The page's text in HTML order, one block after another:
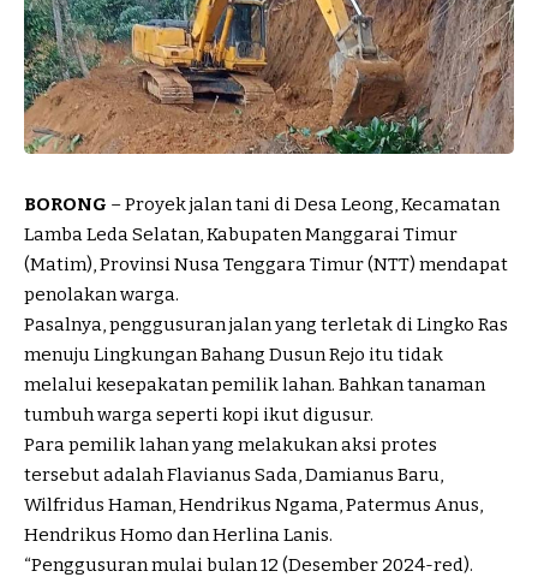
BORONG – Proyek jalan tani di Desa Leong, Kecamatan
Lamba Leda Selatan, Kabupaten Manggarai Timur
(Matim), Provinsi Nusa Tenggara Timur (NTT) mendapat
penolakan warga.
Pasalnya, penggusuran jalan yang terletak di Lingko Ras
menuju Lingkungan Bahang Dusun Rejo itu tidak
melalui kesepakatan pemilik lahan. Bahkan tanaman
tumbuh warga seperti kopi ikut digusur.
Para pemilik lahan yang melakukan aksi protes
tersebut adalah Flavianus Sada, Damianus Baru,
Wilfridus Haman, Hendrikus Ngama, Patermus Anus,
Hendrikus Homo dan Herlina Lanis.
“Penggusuran mulai bulan 12 (Desember 2024-red).